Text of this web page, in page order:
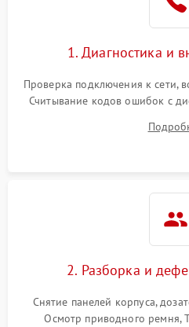
1. Диагностика и
Проверка подключения к сети,
Считывание кодов ошибок с
выявления посторонних шумов,
электронного
2. Разборка и
Снятие панелей корпуса,
Осмотр приводного ремня,